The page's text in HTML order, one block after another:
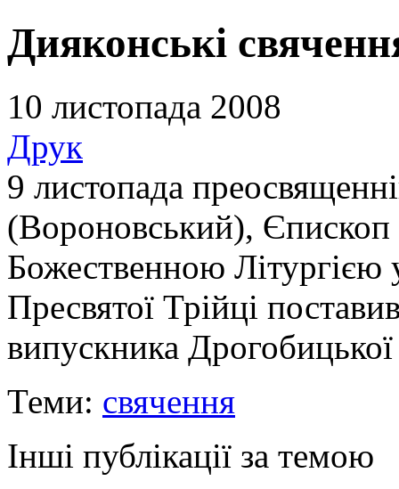
Дияконські
10 листопада 2008
Друк
9 листопада
(Вороновський), Єпископ
Божественною Літургією
Пресвятої Трійці
випускника
Теми: свячення
Інші публікації за темою